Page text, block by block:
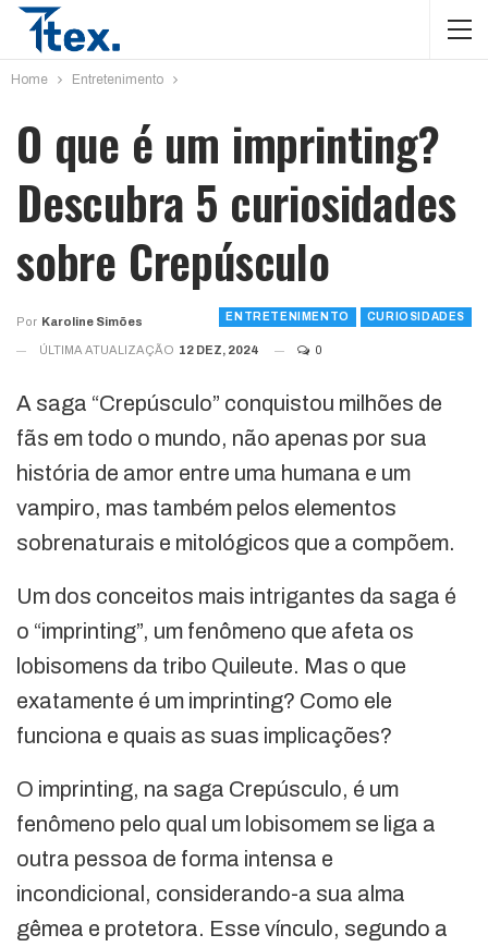
Home Entretenimento
O que é um imprinting?
Descubra 5 curiosidades
sobre Crepúsculo
ENTRETENIMENTO CURIOSIDADES
Por Karoline Simões
ÚLTIMA ATUALIZAÇÃO 12 DEZ, 2024 0
A saga “Crepúsculo” conquistou milhões de
fãs em todo o mundo, não apenas por sua
história de amor entre uma humana e um
vampiro, mas também pelos elementos
sobrenaturais e mitológicos que a compõem.
Um dos conceitos mais intrigantes da saga é
o “imprinting”, um fenômeno que afeta os
lobisomens da tribo Quileute. Mas o que
exatamente é um imprinting? Como ele
funciona e quais as suas implicações?
O imprinting, na saga Crepúsculo, é um
fenômeno pelo qual um lobisomem se liga a
outra pessoa de forma intensa e
incondicional, considerando-a sua alma
gêmea e protetora. Esse vínculo, segundo a